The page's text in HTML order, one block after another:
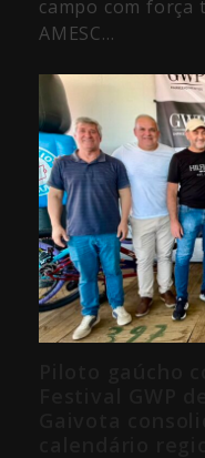
campo com força
AMESC…